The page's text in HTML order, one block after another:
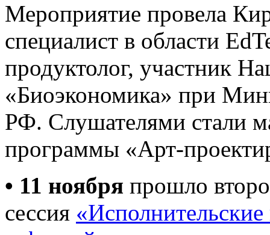
Мероприятие провела
специалист в области
продуктолог, участник
«Биоэкономика» при
РФ. Слушателями стали
программы «Арт-
• 11 ноября прошло
сессия «Исполнительские